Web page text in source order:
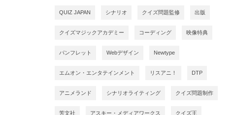
QUIZ JAPAN シナリオ クイズ問題監修 出版
クイズマジックアカデミー コーディング 映像特典
パンフレット Webデザイン Newtype
エムオン・エンタテインメント リスアニ！ DTP
アニメランド シナリオライティング クイズ問題制作
芳文社 アスキー・メディアワークス クイズ王